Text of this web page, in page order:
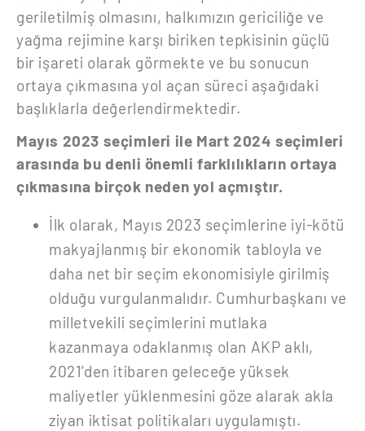
geriletilmiş olmasını, halkımızın gericiliğe ve
yağma rejimine karşı biriken tepkisinin güçlü
bir işareti olarak görmekte ve bu sonucun
ortaya çıkmasına yol açan süreci aşağıdaki
başlıklarla değerlendirmektedir.
Mayıs 2023 seçimleri ile Mart 2024 seçimleri
arasında bu denli önemli farklılıkların ortaya
çıkmasına birçok neden yol açmıştır.
İlk olarak, Mayıs 2023 seçimlerine iyi-kötü
makyajlanmış bir ekonomik tabloyla ve
daha net bir seçim ekonomisiyle girilmiş
olduğu vurgulanmalıdır. Cumhurbaşkanı ve
milletvekili seçimlerini mutlaka
kazanmaya odaklanmış olan AKP aklı,
2021’den itibaren geleceğe yüksek
maliyetler yüklenmesini göze alarak akla
ziyan iktisat politikaları uygulamıştı.